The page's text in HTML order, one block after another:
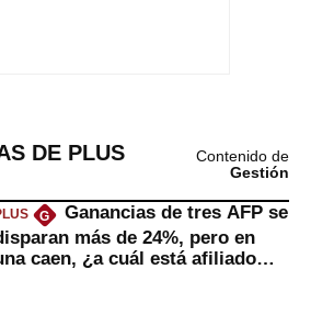
DE PLUS
Contenido de
Gestión
G
Ganancias de tres AFP se
más de 24%, pero en
caen, ¿a cuál está afiliado